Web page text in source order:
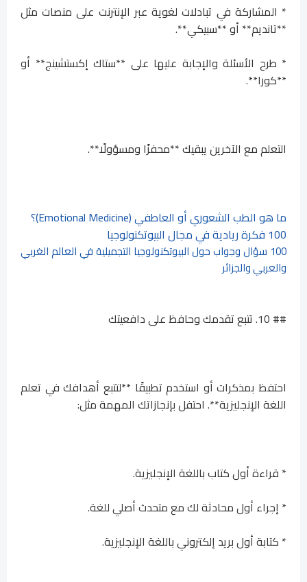
* المشاركة في تبادلات لغوية عبر الإنترنت على منصات مثل
**تانديم** أو **سبيكي**.
* طرح الأسئلة والإجابة عليها على **ستاك إكستشينج** أو
**كورا**.
التعلم مع الآخرين يبقيك **محفزًا ومسؤولًا**.
ما هو الطب الشعوري أو العاطفي (Emotional Medicine)؟
100 فكرة ريادية في مجال البيوتكنولوجيا
100 سؤال وجواب حول البيوتكنولوجيا التجميلية في العالم الغربي
والعربي والجزائر
## 10. تتبع تقدمك وحافظ على دافعيتك
احتفظ بمذكرات أو استخدم تطبيقًا **لتتبع أهدافك في تعلم
اللغة الإنجليزية**. احتفل بإنجازاتك المهمة مثل:
* قراءة أول كتاب باللغة الإنجليزية.
* إجراء أول محادثة لك مع متحدث أصلي للغة.
* كتابة أول بريد إلكتروني باللغة الإنجليزية.